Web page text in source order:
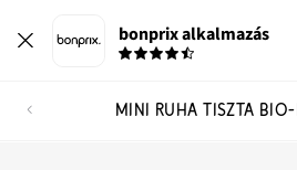
bonprix alkalmazás
MINI RUHA TISZTA